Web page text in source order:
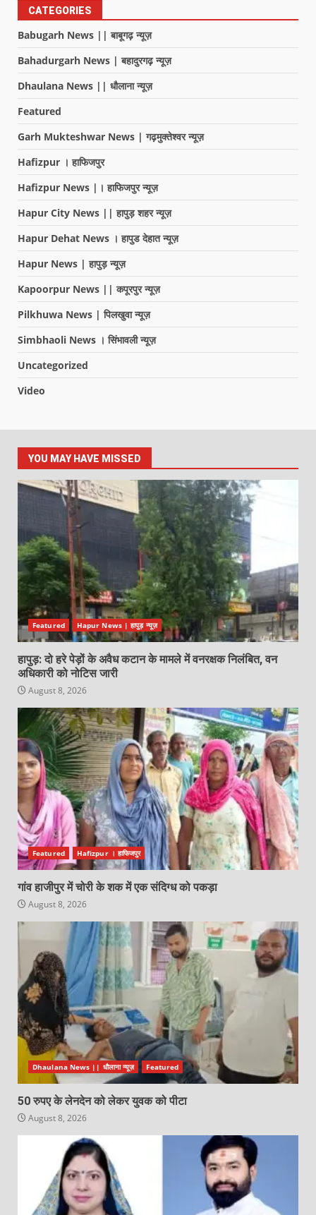
CATEGORIES
Babugarh News || बाबूगढ़ न्यूज़
Bahadurgarh News | बहादुरगढ़ न्यूज़
Dhaulana News || धौलाना न्यूज़
Featured
Garh Mukteshwar News | गढ़मुक्तेश्वर न्यूज़
Hafizpur । हाफिजपुर
Hafizpur News |। हाफिजपुर न्यूज़
Hapur City News || हापुड़ शहर न्यूज़
Hapur Dehat News । हापुड देहात न्यूज़
Hapur News | हापुड़ न्यूज़
Kapoorpur News || कपूरपुर न्यूज़
Pilkhuwa News | पिलखुवा न्यूज़
Simbhaoli News । सिंभावली न्यूज़
Uncategorized
Video
YOU MAY HAVE MISSED
Featured Hapur News | हापुड़ न्यूज़
हापुड़: दो हरे पेड़ों के अवैध कटान के मामले में वनरक्षक निलंबित, वन
अधिकारी को नोटिस जारी
August 8, 2026
Featured Hafizpur । हाफिजपुर
गांव हाजीपुर में चोरी के शक में एक संदिग्ध को पकड़ा
August 8, 2026
Dhaulana News || धौलाना न्यूज़ Featured
50 रुपए के लेनदेन को लेकर युवक को पीटा
August 8, 2026